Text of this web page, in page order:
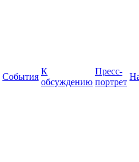
События
К
обсуждению
Пресс-
портрет